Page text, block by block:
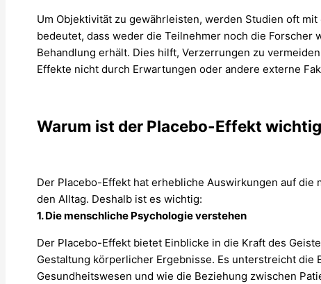
Um Objektivität zu gewährleisten, werden Studien oft
bedeutet, dass weder die Teilnehmer noch die Forscher
Behandlung erhält. Dies hilft, Verzerrungen zu
Effekte nicht durch Erwartungen oder andere externe
Warum ist der Placebo-Effekt
Der Placebo-Effekt hat erhebliche Auswirkungen auf die
den Alltag. Deshalb ist es wichtig:
1. Die menschliche Psychologie verstehen
Der Placebo-Effekt bietet Einblicke in die Kraft des
Gestaltung körperlicher Ergebnisse. Es unterstreicht die
Gesundheitswesen und wie die Beziehung zwischen